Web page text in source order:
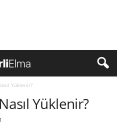
Yüklenir?
Yüklenir?